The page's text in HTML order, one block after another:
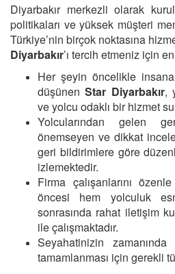
Diyarbakır merkezli olarak
politikaları ve yüksek müşteri
Türkiye’nin birçok noktasına
Diyarbakır’ı tercih etmeniz için
Her şeyin öncelikle insana
düşünenStar Diyarbakır,
ve yolcu odaklı bir hizmet
Yolcularından gelen
önemseyen ve dikkat
geri bildirimlere göre
izlemektedir.
Firma çalışanlarını
öncesi hem yolculuk
sonrasında rahat iletişim
ile çalışmaktadır.
Seyahatinizin
tamamlanması için gerekli